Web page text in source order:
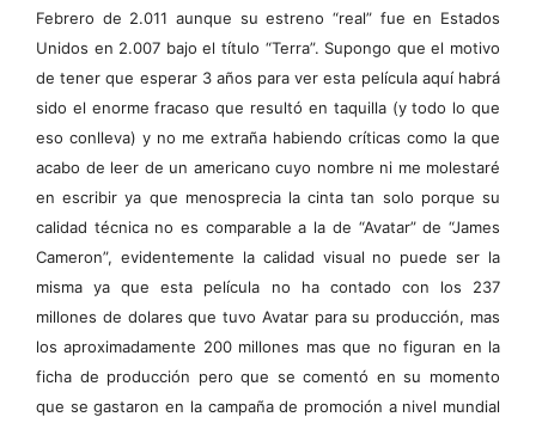
Febrero de 2.011 aunque su estreno “real” fue en Estados
Unidos en 2.007 bajo el título “Terra”. Supongo que el motivo
de tener que esperar 3 años para ver esta película aquí habrá
sido el enorme fracaso que resultó en taquilla (y todo lo que
eso conlleva) y no me extraña habiendo críticas como la que
acabo de leer de un americano cuyo nombre ni me molestaré
en escribir ya que menosprecia la cinta tan solo porque su
calidad técnica no es comparable a la de “Avatar” de “James
Cameron”, evidentemente la calidad visual no puede ser la
misma ya que esta película no ha contado con los 237
millones de dolares que tuvo Avatar para su producción, mas
los aproximadamente 200 millones mas que no figuran en la
ficha de producción pero que se comentó en su momento
que se gastaron en la campaña de promoción a nivel mundial